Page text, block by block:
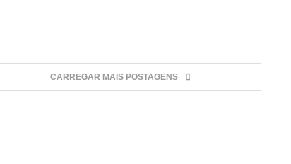
CARREGAR MAIS POSTAGENS